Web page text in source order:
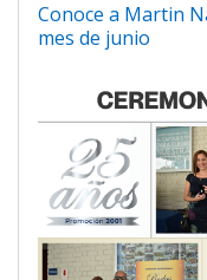
Conoce a Martin
mes de junio